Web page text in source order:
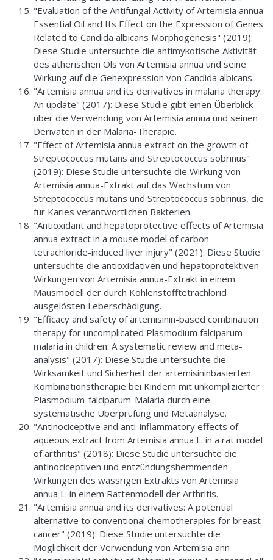
"Evaluation of the Antifungal Activity of Artemisia annua
Essential Oil and Its Effect on the Expression of Genes
Related to Candida albicans Morphogenesis" (2019):
Diese Studie untersuchte die antimykotische Aktivität
des ätherischen Öls von Artemisia annua und seine
Wirkung auf die Genexpression von Candida albicans.
"Artemisia annua and its derivatives in malaria therapy:
An update" (2017): Diese Studie gibt einen Überblick
über die Verwendung von Artemisia annua und seinen
Derivaten in der Malaria-Therapie.
"Effect of Artemisia annua extract on the growth of
Streptococcus mutans and Streptococcus sobrinus"
(2019): Diese Studie untersuchte die Wirkung von
Artemisia annua-Extrakt auf das Wachstum von
Streptococcus mutans und Streptococcus sobrinus, die
für Karies verantwortlichen Bakterien.
"Antioxidant and hepatoprotective effects of Artemisia
annua extract in a mouse model of carbon
tetrachloride-induced liver injury" (2021): Diese Studie
untersuchte die antioxidativen und hepatoprotektiven
Wirkungen von Artemisia annua-Extrakt in einem
Mausmodell der durch Kohlenstofftetrachlorid
ausgelösten Leberschädigung.
"Efficacy and safety of artemisinin-based combination
therapy for uncomplicated Plasmodium falciparum
malaria in children: A systematic review and meta-
analysis" (2017): Diese Studie untersuchte die
Wirksamkeit und Sicherheit der artemisininbasierten
Kombinationstherapie bei Kindern mit unkomplizierter
Plasmodium-falciparum-Malaria durch eine
systematische Überprüfung und Metaanalyse.
"Antinociceptive and anti-inflammatory effects of
aqueous extract from Artemisia annua L. in a rat model
of arthritis" (2018): Diese Studie untersuchte die
antinociceptiven und entzündungshemmenden
Wirkungen des wässrigen Extrakts von Artemisia
annua L. in einem Rattenmodell der Arthritis.
"Artemisia annua and its derivatives: A potential
alternative to conventional chemotherapies for breast
cancer" (2019): Diese Studie untersuchte die
Möglichkeit der Verwendung von Artemisia ann